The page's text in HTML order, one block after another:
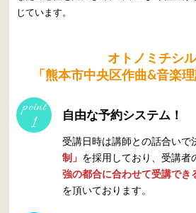
じています。
オトノミチシ
「熊本市中央区作曲&音楽
point
1 自由な予約システム！
受講日時は講師との話合いで
制」 を採用しており、受講者
強の都合に合わせて受講でき
を頂いております。